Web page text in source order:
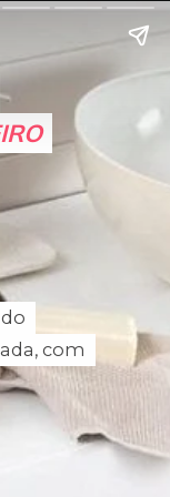
com
com